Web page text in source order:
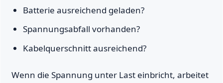
Batterie ausreichend geladen?
Spannungsabfall vorhanden?
Kabelquerschnitt ausreichend?
Wenn die Spannung unter Last einbricht, arbeitet